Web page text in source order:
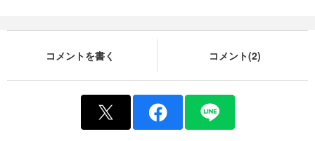
コメントを書く コメント(2)